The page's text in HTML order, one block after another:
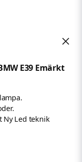
E39 Emärkt
Ny Led teknik